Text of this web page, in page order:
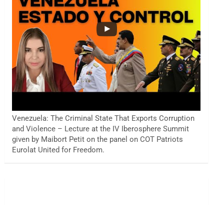
Venezuela: The Criminal State That Exports Corruption
and Violence – Lecture at the IV Iberosphere Summit
given by Maibort Petit on the panel on COT Patriots
Eurolat United for Freedom.